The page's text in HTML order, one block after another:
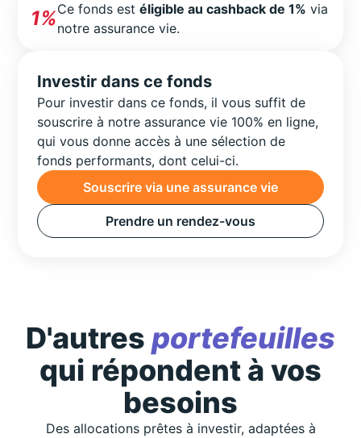
1%Ce fonds estéligible au cashback de 1% via
notre assurance vie.
Investir dans ce fonds
Pour investir dans ce fonds, il vous suffit de
souscrire à notre assurance vie 100% en ligne,
qui vous donne accès à une sélection de
fonds performants, dont celui-ci.
Souscrire via une assurance vie
Prendre un rendez-vous
D'autres portefeuilles
qui répondent à vos
besoins
Des allocations prêtes à investir, adaptées à